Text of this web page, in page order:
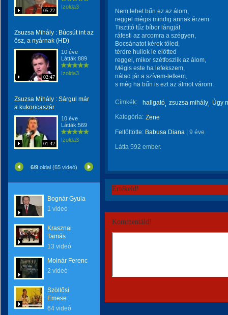
05:22
Izolda3
Zsuzsa Mihály : Búcsút int az
ősz, a nyárnak (HD)
02:47
10 éve
Látták:889
Izolda3
Zsuzsa Mihály : Sárgul már
a kukoricaszár
01:42
10 éve
Látták:569
Izolda3
6/9 oldal (65 videó)
Bognár Gyula
1 videó
Krasznai
Tamás
13 videó
Molnár Ferenc
2 videó
Szöllősi
Emese
64 videó
Nem lehet bűn ez az álom,
reggel mégis mindig annak érzem.
Tisztító tűz bíbor lángját
ráfesti az arcomra a szégyen,
Bocsánatot kérek tőled,
térdre hullok le előtted
reggel, mikor szétfoszlik az álom,
Mégis este ha lefekszem,
nálad jár a szívem-lelkem,
s még ha bűn is ezt az álmot várom.
Címkék: hallgató zsuzsa mihály
Úgy
Kategória: Zene
Feltöltötte: Babusa Diana 9 éve
Látta 592 ember.
Értékeld!
Kommentáld!